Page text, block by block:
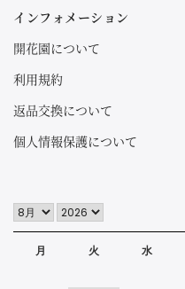
インフォメーション
開花園について
利用規約
返品交換について
個人情報保護について
月 火 水